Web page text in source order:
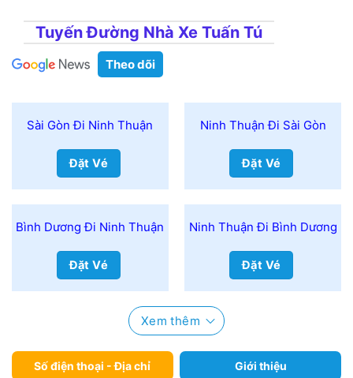
Tuyến Đường Nhà Xe Tuấn Tú
Theo dõi
Sài Gòn Đi Ninh Thuận
Đặt Vé
Ninh Thuận Đi Sài Gòn
Đặt Vé
Bình Dương Đi Ninh Thuận
Đặt Vé
Ninh Thuận Đi Bình Dương
Đặt Vé
Xem thêm
Số điện thoại - Địa chỉ Giới thiệu